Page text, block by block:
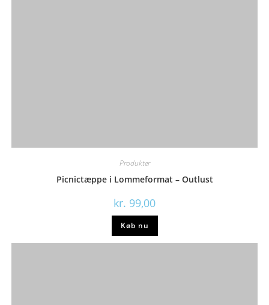
Produkter
Picnictæppe i Lommeformat – Outlust
kr. 99,00
Køb nu